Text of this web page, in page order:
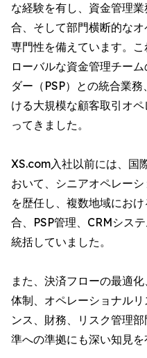
な経験を有し、資金管理
合、そして部門横断的な
専門性を備えています。
ローバルな資金管理チー
ダー（PSP）との統合業
ける大規模な顧客取引オ
ってきました。
XS.com入社以前には、国
おいて、シニアオペレー
を歴任し、複数地域にお
合、PSP管理、CRMシス
統括していました。
また、決済フローの最適
体制、オペレーショナル
ンス、財務、リスク管理
準への準拠にも深い知見を